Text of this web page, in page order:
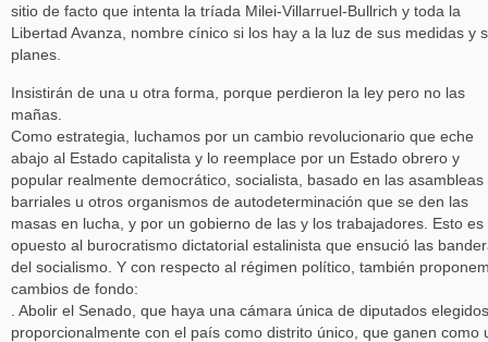
sitio de facto que intenta la tríada Milei-Villarruel-Bullrich y toda la
Libertad Avanza, nombre cínico si los hay a la luz de sus medidas y
planes.
Insistirán de una u otra forma, porque perdieron la ley pero no las
mañas.
Como estrategia, luchamos por un cambio revolucionario que eche
abajo al Estado capitalista y lo reemplace por un Estado obrero y
popular realmente democrático, socialista, basado en las asambleas
barriales u otros organismos de autodeterminación que se den las
masas en lucha, y por un gobierno de las y los trabajadores. Esto es
opuesto al burocratismo dictatorial estalinista que ensució las
del socialismo. Y con respecto al régimen político, también
cambios de fondo:
. Abolir el Senado, que haya una cámara única de diputados elegidos
proporcionalmente con el país como distrito único, que ganen como